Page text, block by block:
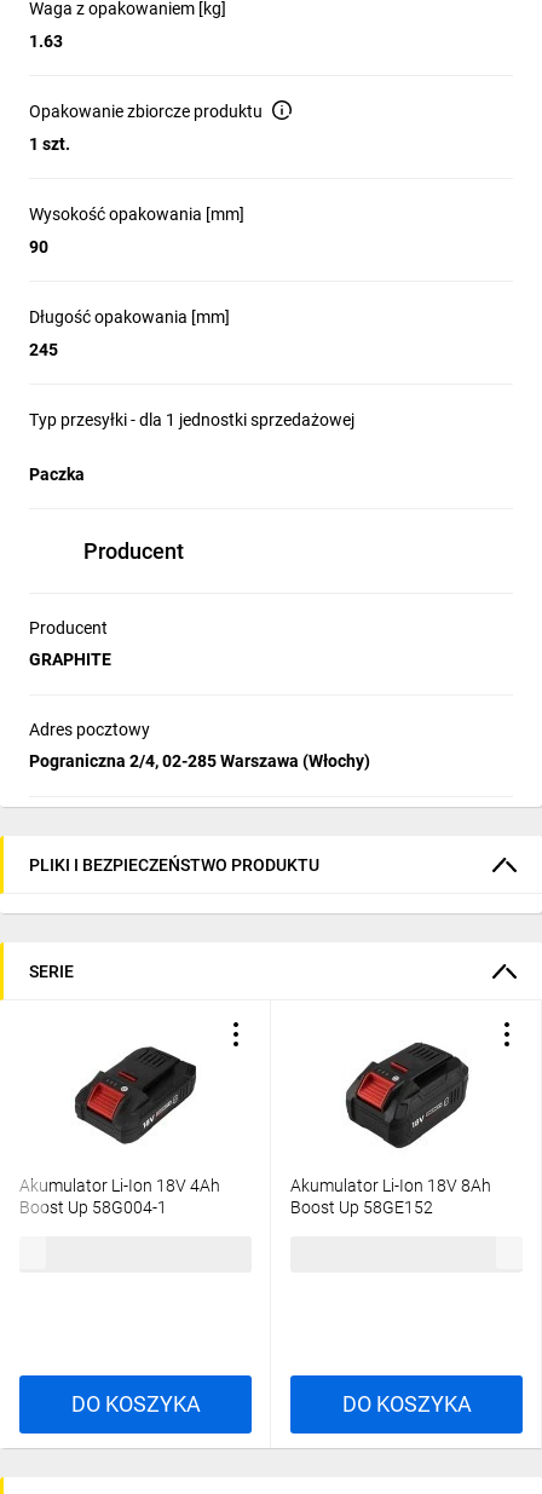
Waga z opakowaniem [kg]
1.63
Opakowanie zbiorcze produktu
1 szt.
Wysokość opakowania [mm]
90
Długość opakowania [mm]
245
Typ przesyłki - dla 1 jednostki sprzedażowej
Paczka
Producent
Producent
GRAPHITE
Adres pocztowy
Pograniczna 2/4, 02-285 Warszawa (Włochy)
PLIKI I BEZPIECZEŃSTWO PRODUKTU
SERIE
Akumulator Li-Ion 18V 4Ah
Boost Up 58G004-1
DO KOSZYKA
Akumulator Li-Ion 18V 8Ah
Boost Up 58GE152
DO KOSZYKA